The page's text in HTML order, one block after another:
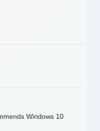
Windows 10